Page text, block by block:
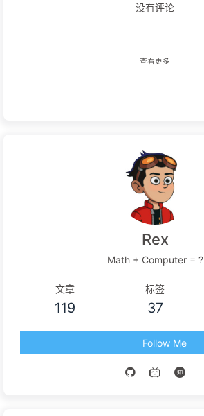
没有评论
查看更多
Rex
Math + Computer = ?
文章
119
标签
37
Follow Me